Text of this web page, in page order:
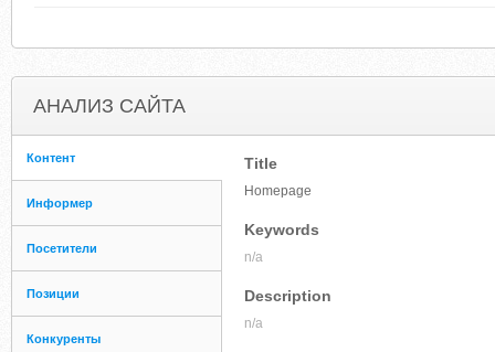
АНАЛИЗ САЙТА
Контент
Информер
Посетители
Позиции
Конкуренты
Title
Homepage
Keywords
n/a
Description
n/a